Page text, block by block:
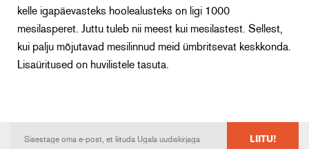
kelle igapäevasteks hoolealusteks on ligi 1000
mesilasperet. Juttu tuleb nii meest kui mesilastest. Sellest,
kui palju mõjutavad mesilinnud meid ümbritsevat keskkonda.
Lisaüritused on huvilistele tasuta.
LIITU!